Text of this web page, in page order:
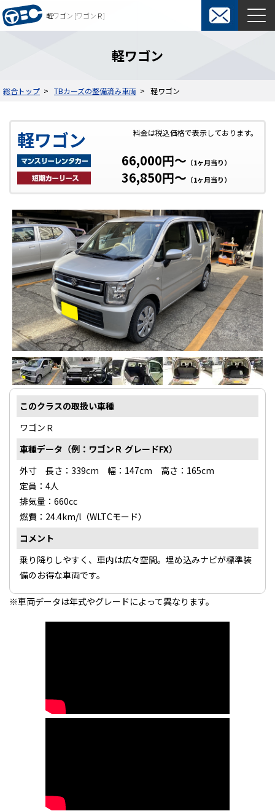
軽ワゴン [ワゴンＲ]
東京ビジネスカーズ総合TOP
マンスリーレンタカー
オプション
ご利用の流れ
契約について
ウィークリーレンタカー
保険・補償制度
レンタカー約款
短期カーリース
料金表
ご利用の流れ
契約について
よくある質問
入札関係短期カーリース
通勤用短期カーリース
軽貨物カーリース
コラム「クルマのミニ知識」
ブログ
軽ワゴン
総合トップ TBカーズの整備済み車両 軽ワゴン
軽ワゴン 料金は税込価格で表示しております。
66,000円～ （1ヶ月当り）
36,850円～ （1ヶ月当り）
このクラスの取扱い車種
ワゴンＲ
車種データ（例：ワゴンＲ グレードFX）
外寸 長さ：339cm 幅：147cm 高さ：165cm
定員：4人
排気量：660cc
燃費：24.4km/l（WLTCモード）
コメント
乗り降りしやすく、車内は広々空間。埋め込みナビが標準装
備のお得な車両です。
※車両データは年式やグレードによって異なります。